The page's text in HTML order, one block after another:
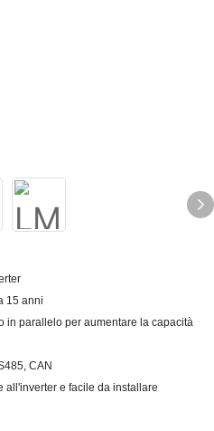
15 anni
in parallelo per aumentare la capacità
CAN
all'inverter e facile da installare